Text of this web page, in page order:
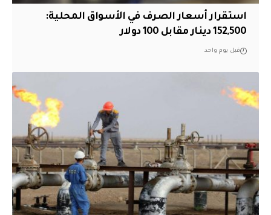
استقرار أسعار الصرف في الأسواق المحلية:
152,500 دينار مقابل 100 دولار
قبل يوم واحد